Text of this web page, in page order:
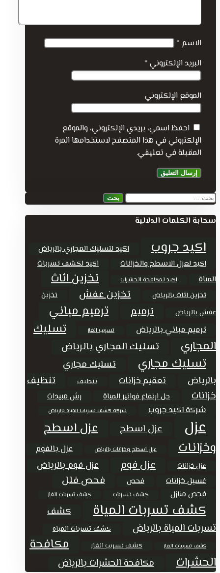
الاسم *
البريد الإلكتروني *
الموقع الإلكتروني
احفظ اسمي، بريدي الإلكتروني، والموقع
الإلكتروني في هذا المتصفح لاستخدامها المرة
المقبلة في تعليقي.
البحث
سحابة الكلمات الدلالية
اكيد جروب اكيد لتسليك المجاري بالرياض
اكيد لعزل الاسطح والخزانات
اكيد لكشف تسربات
المياة
اكيد لمكافحة الحشرات تخزين اثاث
تخزين اثاث بالرياض تخزين عفش
تخزين
عفش بالرياض
ترميم ترميم مباني
ترميم مباني بالرياض تسريب الغاز
تسليك
المجاري
تسليك المجاري بالرياض
تسليك مجاري
تسليك مجاري
بالرياض
تعقيم خزانات تنظيف
تنظيف
خزانات
حل ارتفاع فواتير المياة رش مبيدات
شركة اكيد جروب شركة كشف تسربات المياه بالرياض
عزل عزل اسطح
عزل اسطح
وخزانات
عزل اسطح وخزانات بالرياض عزل بالفوم
عزل خزانات عزل فوم عزل فوم بالرياض
غسيل خزانات فحص فحص فلل
فحص منازل كشف تسربات كشف تسربات الغاز
كشف تسربات المياة
كشف
تسربات المياة بالرياض
كشف تسربات المياه
كشف تسريبات الغاز كشف تسريب الغاز
مكافحة
الحشرات
مكافحة الحشرات بالرياض